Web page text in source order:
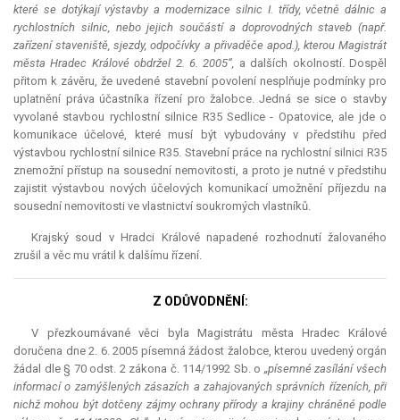
které se dotýkají výstavby a modernizace silnic I. třídy, včetně dálnic a
rychlostních silnic, nebo jejich součástí a doprovodných staveb (např.
zařízení staveniště, sjezdy, odpočívky a přivaděče apod.), kterou Magistrát
města Hradec Králové obdržel 2. 6. 2005“, a dalších okolností. Dospěl
přitom k závěru, že uvedené stavební povolení nesplňuje podmínky pro
uplatnění práva účastníka řízení pro žalobce. Jedná se sice o stavby
vyvolané stavbou rychlostní silnice R35 Sedlice - Opatovice, ale jde o
komunikace účelové, které musí být vybudovány v předstihu před
výstavbou rychlostní silnice R35. Stavební práce na rychlostní silnici R35
znemožní přístup na sousední nemovitosti, a proto je nutné v předstihu
zajistit výstavbou nových účelových komunikací umožnění příjezdu na
sousední nemovitosti ve vlastnictví soukromých vlastníků.
Krajský soud v Hradci Králové napadené rozhodnutí žalovaného
zrušil a věc mu vrátil k dalšímu řízení.
Z ODŮVODNĚNÍ:
V přezkoumávané věci byla Magistrátu města Hradec Králové
doručena dne 2. 6. 2005 písemná žádost žalobce, kterou uvedený orgán
žádal dle § 70 odst. 2 zákona č. 114/1992 Sb. o „písemné zasílání všech
informací o zamýšlených zásazích a zahajovaných správních řízeních, při
nichž mohou být dotčeny zájmy ochrany přírody a krajiny chráněné podle